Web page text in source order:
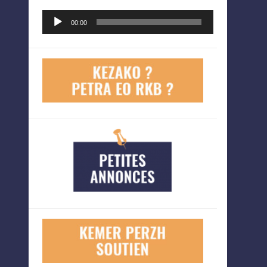
Lecteur
audio
00:00